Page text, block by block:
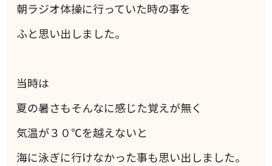
朝ラジオ体操に行っていた時の事を
ふと思い出しました。
当時は
夏の暑さもそんなに感じた覚えが無く
気温が３０℃を越えないと
海に泳ぎに行けなかった事も思い出しました。